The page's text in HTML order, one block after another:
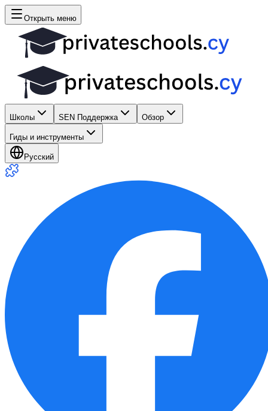
Открыть меню
Школы SEN Поддержка Обзор
Гиды и инструменты
Русский